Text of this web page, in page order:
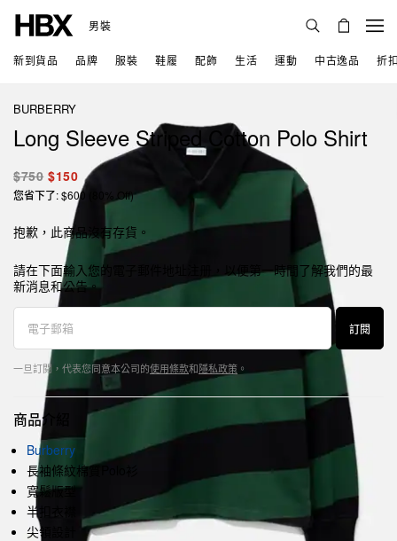
男裝
新到貨品 品牌 服裝 鞋履 配飾 生活 運動 中古逸品 折
BURBERRY
Long Sleeve Striped Cotton Polo Shirt
$750 $150
您省下了: $600 (80% Off)
抱歉，此商品沒有存貨。
請在下面輸入您的電子郵件地址注册，以便第一時間了解我們的最
新消息和公告。
訂閱
一旦訂閱，代表您同意本公司的使用條款和隱私政策 。
商品介紹
Burberry
長袖條紋棉質Polo衫
寬鬆版型
半扣衣襟
尖領設計